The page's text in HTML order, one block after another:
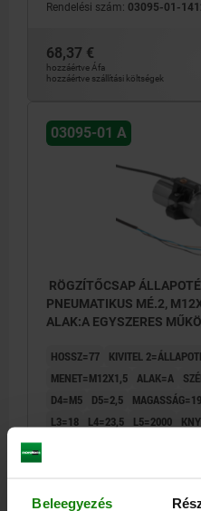
Beleegyezés
Rendelési szám: 03095-01-
68,37 €
hozzáértve Áfa
hozzáértve szállítási költségek
03095-01 A
RÖGZÍTŐCSAP
PNEUMATIKUS MÉ.2,
ALAK:A EGYSZERES
KOMP:NEMESACÉL
HOSSZ=77 KIVITEL
MENET=M12X1,5
ALAK=A
D4=M5
D5=2,5 MAGASSÁG=19
L3=18
L4=23,5 L5=2000